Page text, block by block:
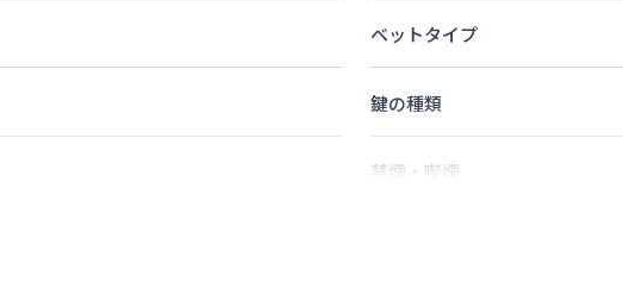
ベットタイプ
鍵の種類
禁煙・喫煙